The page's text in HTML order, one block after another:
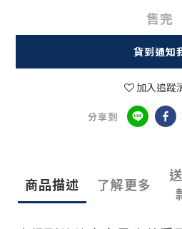
售完
貨到通知
加入追蹤
分享到
商品描述 了解更多